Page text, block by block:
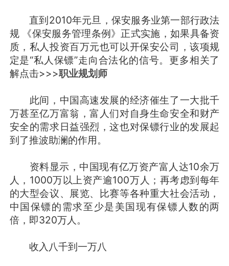
直到2010年元旦，保安服务业第一部行政法
规 《保安服务管理条例》正式实施，如果具备资
质，私人投资百万元也可以开保安公司，该项规
定是“私人保镖”走向合法化的信号。更多相关了
解点击>>>职业规划师
此间，中国高速发展的经济催生了一大批千
万甚至亿万富翁，富人们对自身生命安全和财产
安全的需求日益强烈，这也对保镖行业的发展起
到了推波助澜的作用。
资料显示，中国现有亿万资产富人达10余万
人，1000万以上资产逾100万人；再考虑到每年
的大型会议、展览、比赛等各种重大社会活动，
中国保镖的需求至少是美国现有保镖人数的两
倍，即320万人。
收入八千到一万八